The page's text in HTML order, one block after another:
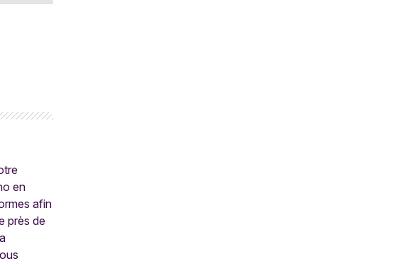
en
afin
près de